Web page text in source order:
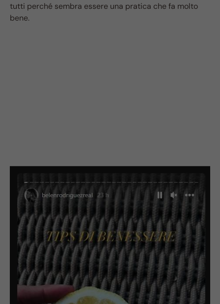
tutti perché sembra essere una pratica che fa molto
bene.